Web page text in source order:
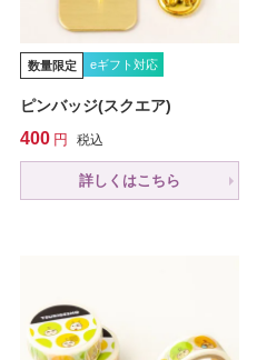
数量限定 eギフト対応
ピンバッジ(スクエア)
400 税込
詳しくはこちら